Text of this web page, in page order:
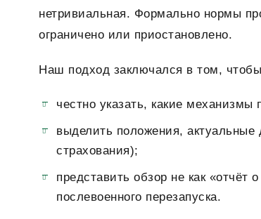
нетривиальная. Формально нормы
ограничено или приостановлено.
Наш подход заключался в том,
честно указать, какие
выделить положения,
страхования);
представить обзор не как «отчёт
послевоенного перезапуска.